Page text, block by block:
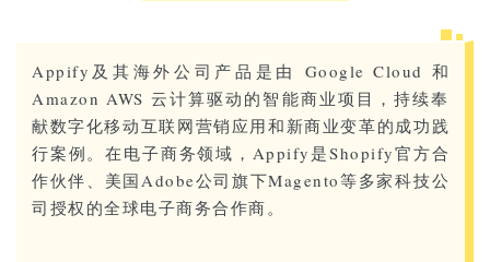
Appify及其海外公司产品是由 Google Cloud 和
Amazon AWS 云计算驱动的智能商业项目，持续奉
献数字化移动互联网营销应用和新商业变革的成功践
行案例。在电子商务领域，Appify是Shopify官方合
作伙伴、美国Adobe公司旗下Magento等多家科技公
司授权的全球电子商务合作商。